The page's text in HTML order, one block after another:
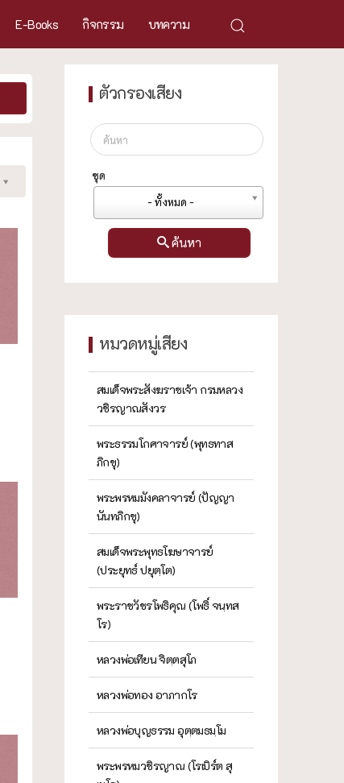
E-Books กิจกรรม บทความ
ตัวกรองเสียง
ชุด
- ทั้งหมด -
ค้นหา
หมวดหมู่เสียง
สมเด็จพระสังฆราชเจ้า กรมหลวง
วชิรญาณสังวร
พระธรรมโกศาจารย์ (พุทธทาส
ภิกขุ)
พระพรหมมังคลาจารย์ (ปัญญา
นันทภิกขุ)
สมเด็จพระพุทธโฆษาจารย์
(ประยุทธ์ ปยุตฺโต)
พระราชวัชรโพธิคุณ (โพธิ์ จนฺทส
โร)
หลวงพ่อเทียน จิตฺตสุโภ
หลวงพ่อทอง อาภากโร
หลวงพ่อบุญธรรม อุตฺตมธมฺโม
พระพรหมวชิรญาณ (โรเบิร์ต สุ